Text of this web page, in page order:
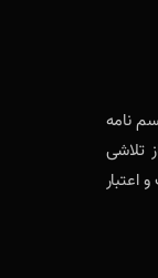
نامه
تلاشی
اعتبار